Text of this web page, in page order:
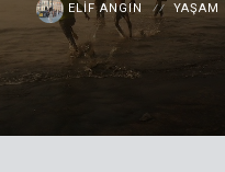
ELIF ANGIN YAŞAM